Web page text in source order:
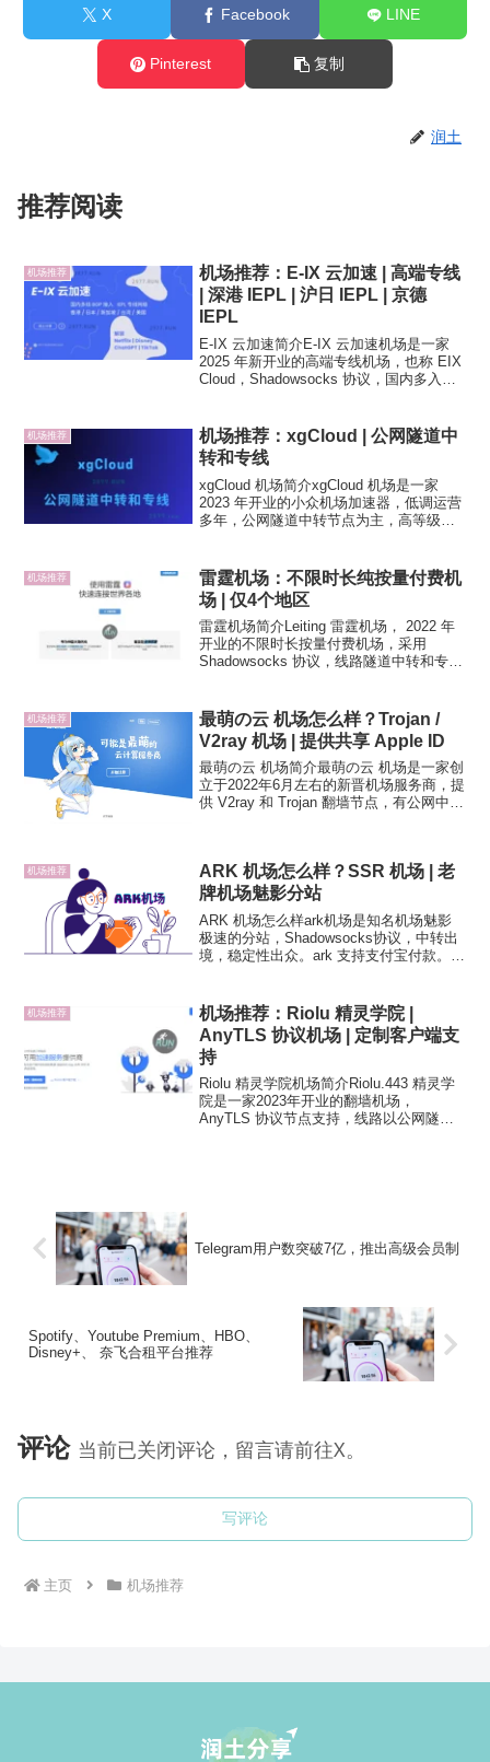
X Facebook LINE
Pinterest 复制
润土
推荐阅读
机场推荐
机场推荐：E-IX 云加速 | 高端专线
| 深港 IEPL | 沪日 IEPL | 京德
IEPL
E-IX 云加速简介E-IX 云加速机场是一家
2025 年新开业的高端专线机场，也称 EIX
Cloud，Shadowsocks 协议，国内多入
机场推荐
机场推荐：xgCloud | 公网隧道中
转和专线
xgCloud 机场简介xgCloud 机场是一家
2023 年开业的小众机场加速器，低调运营
多年，公网隧道中转节点为主，高等级套
Di...
机场推荐
雷霆机场：不限时长纯按量付费机
场 | 仅4个地区
雷霆机场简介Leiting 雷霆机场， 2022 年
开业的不限时长按量付费机场，采用
Shadowsocks 协议，线路隧道中转和专
合轻量用户或备用机场，不推荐作为主
力...
机场推荐
最萌の云 机场怎么样？Trojan /
V2ray 机场 | 提供共享 Apple ID
最萌の云 机场简介最萌の云 机场是一家创
立于2022年6月左右的新晋机场服务商，提
供 V2ray 和 Trojan 翻墙节点，有公网中转
机场推荐
ARK 机场怎么样？SSR 机场 | 老
牌机场魅影分站
ARK 机场怎么样ark机场是知名机场魅影
极速的分站，Shadowsocks协议，中转出
境，稳定性出众。ark 支持支付宝付款。支
ARK 机场官网更多稳定翻墙机场推荐：
A...
机场推荐
机场推荐：Riolu 精灵学院 |
AnyTLS 协议机场 | 定制客户端支
持
Riolu 精灵学院机场简介Riolu.443 精灵学
院是一家2023年开业的翻墙机场，
AnyTLS 协议节点支持，线路以公网隧道
Telegram用户数突破7亿，推出高级会员制
Spotify、Youtube Premium、HBO、
Disney+、 奈飞合租平台推荐
评论 当前已关闭评论，留言请前往X。
写评论
主页 机场推荐